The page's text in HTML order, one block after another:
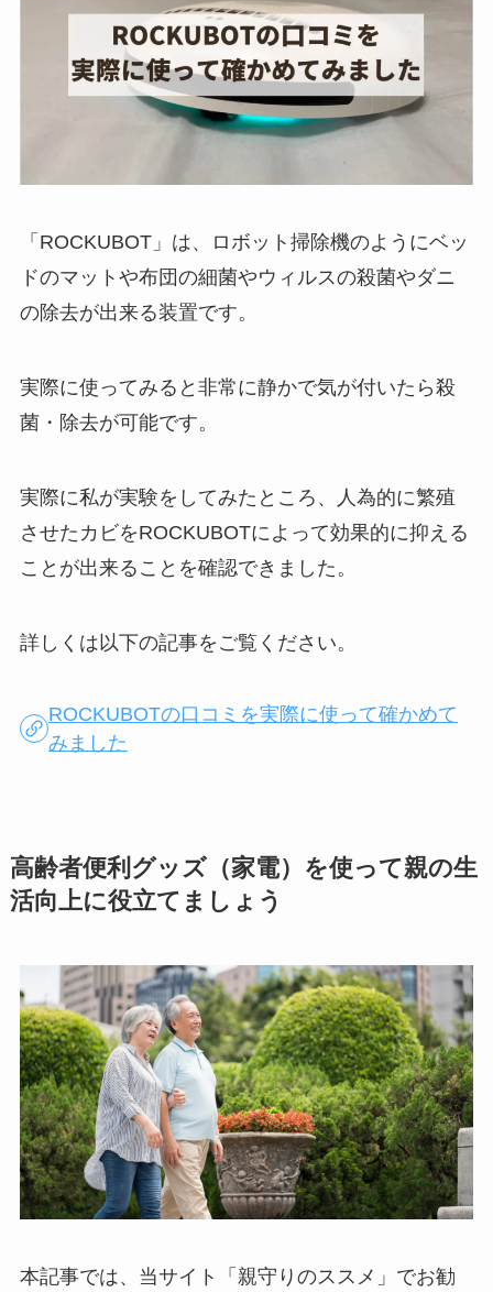
「ROCKUBOT」は、ロボット掃除機のようにベッ
ドのマットや布団の細菌やウィルスの殺菌やダニ
の除去が出来る装置です。
実際に使ってみると非常に静かで気が付いたら殺
菌・除去が可能です。
実際に私が実験をしてみたところ、人為的に繁殖
させたカビをROCKUBOTによって効果的に抑える
ことが出来ることを確認できました。
詳しくは以下の記事をご覧ください。
ROCKUBOTの口コミを実際に使って確かめて
みました
高齢者便利グッズ（家電）を使って親の生
活向上に役立てましょう
本記事では、当サイト「親守りのススメ」でお勧